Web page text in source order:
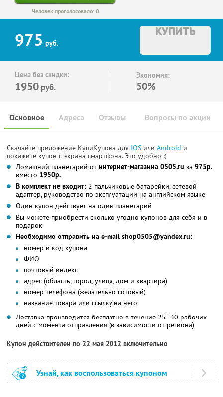
Человек проголосовало: 0
975 руб.
КУПИТЬ
Цена без скидки:
1950 руб.
Экономия:
50%
Основное Отзывы Вопросы по акции
Адреса
Скачайте приложение КупиКупона для IOS или Android и
покажите купон с экрана смартфона. Это удобно :)
Домашний планетарий от интернет-магазина 0505.ru за 975р.
вместо 1950р.
В комплект не входит: 2 пальчиковые батарейки, сетевой
адаптер, руководство по эксплуатации на английском языке
Один купон действует на один планетарий
Вы можете приобрести сколько угодно купонов для себя и в
подарок
Необходимо отправить на e-mail shop0505@yandex.ru:
номер и код купона
ФИО
почтовый индекс
адрес (область, город, улица, дом и квартира)
номер телефона (желательно сотовый)
название товара или ссылку на него
Доставка производится бесплатно в течение 25–30 рабочих
дней с момента отправления (в зависимости от региона)
Купон действителен по 22 мая 2012 включительно
Узнай, как воспользоваться купоном